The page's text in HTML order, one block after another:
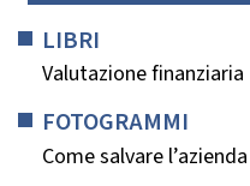
LIBRI
Valutazione finanziaria
FOTOGRAMMI
Come salvare